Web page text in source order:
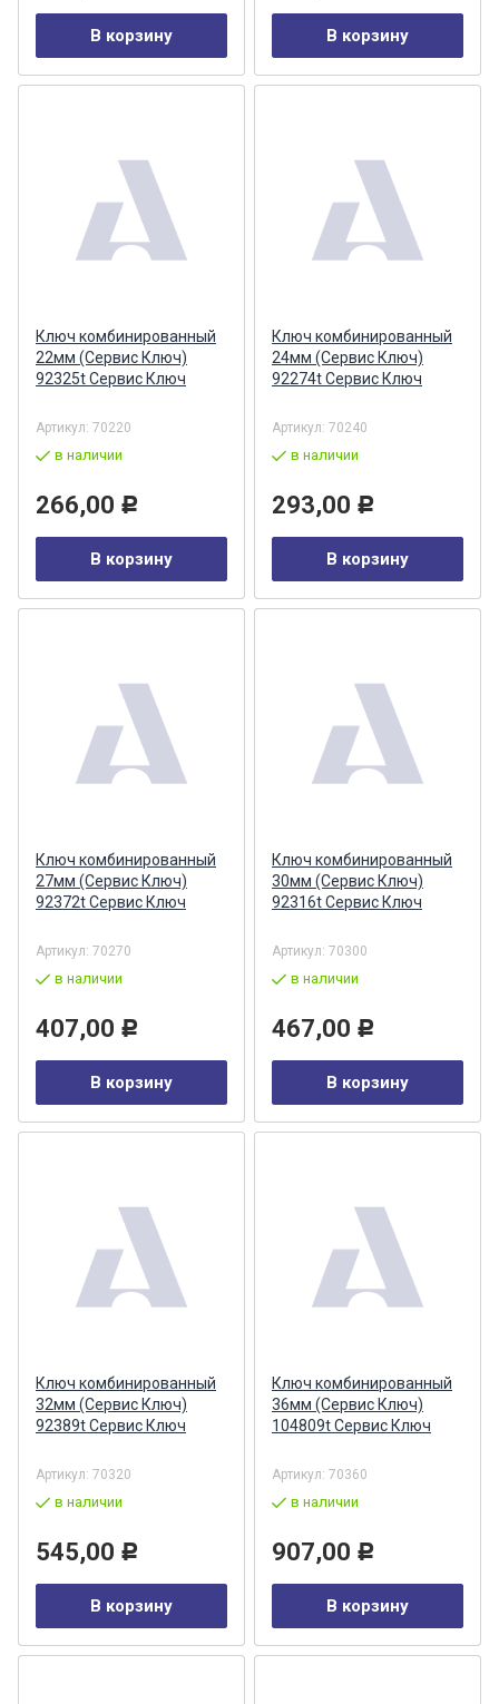
В корзину В корзину
Ключ комбинированный
22мм (Сервис Ключ)
92325t Сервис Ключ
Артикул: 70220
в наличии
266,00 Р
В корзину
Ключ комбинированный
24мм (Сервис Ключ)
92274t Сервис Ключ
Артикул: 70240
в наличии
293,00 Р
В корзину
Ключ комбинированный
27мм (Сервис Ключ)
92372t Сервис Ключ
Артикул: 70270
в наличии
407,00 Р
В корзину
Ключ комбинированный
30мм (Сервис Ключ)
92316t Сервис Ключ
Артикул: 70300
в наличии
467,00 Р
В корзину
Ключ комбинированный
32мм (Сервис Ключ)
92389t Сервис Ключ
Артикул: 70320
в наличии
545,00 Р
В корзину
Ключ комбинированный
36мм (Сервис Ключ)
104809t Сервис Ключ
Артикул: 70360
в наличии
907,00 Р
В корзину